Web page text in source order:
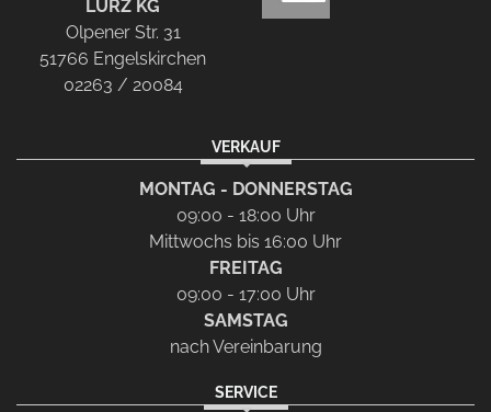
LURZ KG
Olpener Str. 31
51766 Engelskirchen
02263 / 20084
VERKAUF
MONTAG - DONNERSTAG
09:00 - 18:00 Uhr
Mittwochs bis 16:00 Uhr
FREITAG
09:00 - 17:00 Uhr
SAMSTAG
nach Vereinbarung
SERVICE